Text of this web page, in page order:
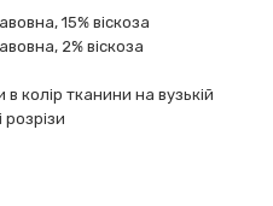
15% віскоза
2% віскоза
колір тканини на вузькій
розрізи